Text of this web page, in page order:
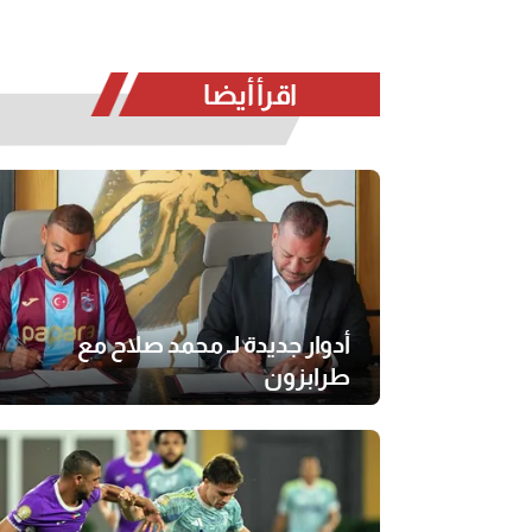
اقرأ أيضا
أدوار جديدة لـ محمد صلاح مع
طرابزون